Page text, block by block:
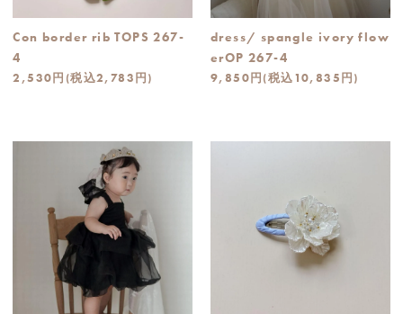
Con border rib TOPS 267-
4
2,530円(税込2,783円)
dress/ spangle ivory flow
erOP 267-4
9,850円(税込10,835円)